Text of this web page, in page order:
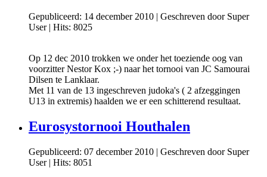
Gepubliceerd: 14 december 2010 | Geschreven door Super
User| Hits: 8025
Op 12 dec 2010 trokken we onder het toeziende oog van
voorzitter Nestor Kox ;-) naar het tornooi van JC Samourai
Dilsen te Lanklaar.
Met 11 van de 13 ingeschreven judoka's ( 2 afzeggingen
U13 in extremis) haalden we er een schitterend resultaat.
Eurosystornooi Houthalen
Gepubliceerd: 07 december 2010 | Geschreven door Super
User| Hits: 8051